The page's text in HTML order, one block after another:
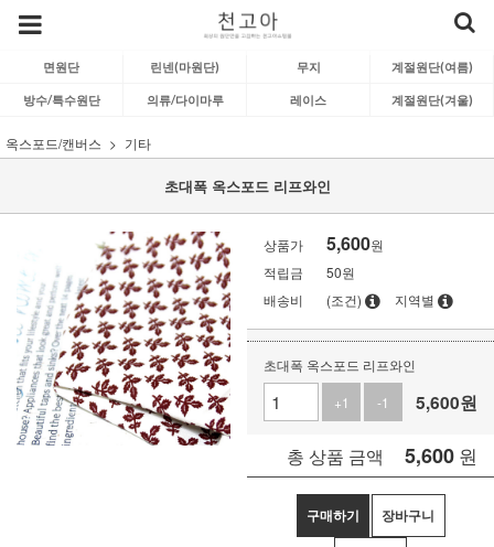
면원단 린넨(마원단) 무지 계절원단(여름)
방수/특수원단 의류/다이마루 레이스 계절원단(겨울)
옥스포드/캔버스 기타
초대폭 옥스포드 리프와인
상품가 5,600원
적립금
50원
배송비
(조건) 지역별
초대폭 옥스포드 리프와인
+1
-1 5,600원
총 상품 금액 5,600 원
구매하기 장바구니